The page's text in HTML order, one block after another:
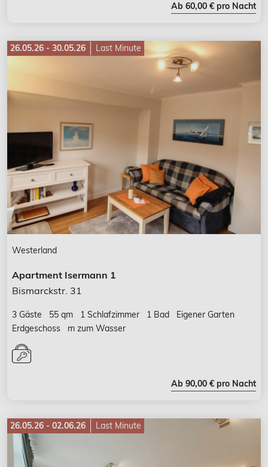
Ab 60,00 € pro Nacht
26.05.26 - 30.05.26 Last Minute
Westerland
Apartment Isermann 1
Bismarckstr. 31
3 Gäste 55 qm 1 Schlafzimmer 1 Bad
Eigener Garten
Erdgeschoss
m zum Wasser
Ab 90,00 € pro Nacht
26.05.26 - 02.06.26 Last Minute